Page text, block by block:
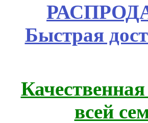
Быстрая
всей